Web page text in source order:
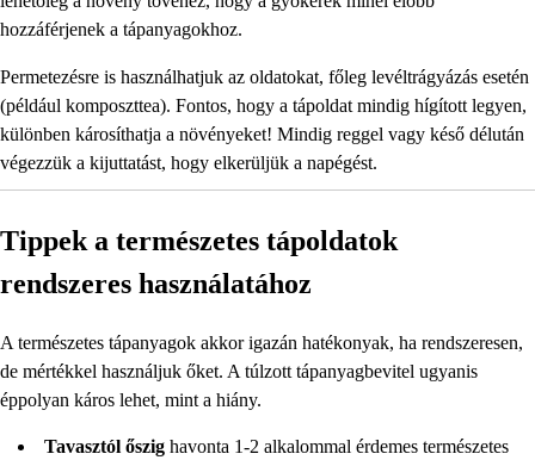
hozzáférjenek a tápanyagokhoz.
Permetezésre is használhatjuk az oldatokat, főleg levéltrágyázás esetén
(például komposzttea). Fontos, hogy a tápoldat mindig hígított legyen,
különben károsíthatja a növényeket! Mindig reggel vagy késő délután
végezzük a kijuttatást, hogy elkerüljük a napégést.
Tippek a természetes tápoldatok
rendszeres használatához
A természetes tápanyagok akkor igazán hatékonyak, ha rendszeresen,
de mértékkel használjuk őket. A túlzott tápanyagbevitel ugyanis
éppolyan káros lehet, mint a hiány.
Tavasztól őszig havonta 1-2 alkalommal érdemes természetes